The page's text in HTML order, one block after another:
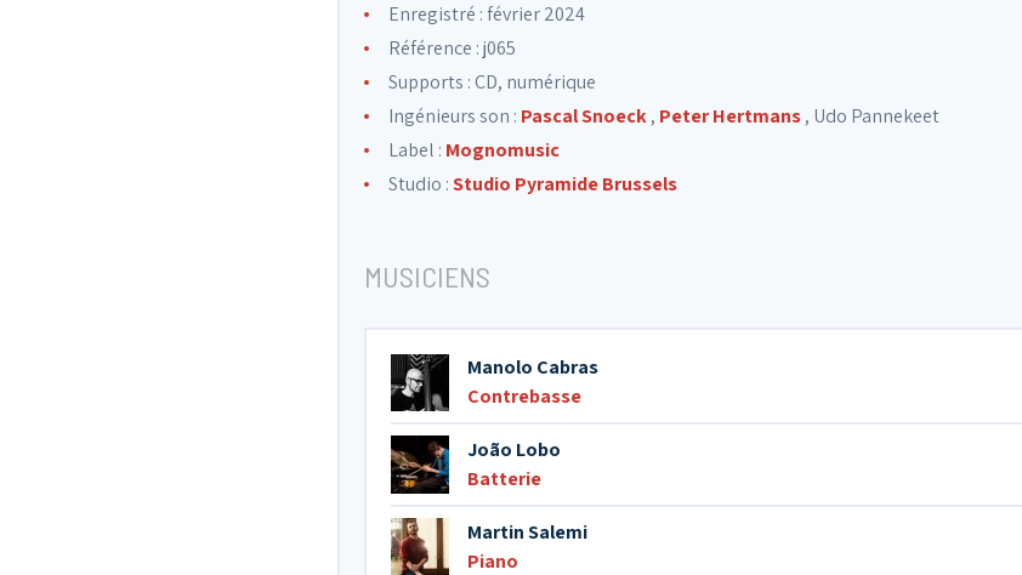
Enregistré : février 2024
Référence : j065
Supports : CD, numérique
Ingénieurs son : Pascal Snoeck, Peter Hertmans, Udo Pannekeet
Label : Mognomusic
Studio :Studio Pyramide Brussels
MUSICIENS
Manolo Cabras
Contrebasse
João Lobo
Batterie
Martin Salemi
Piano